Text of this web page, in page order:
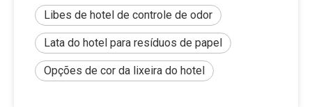
Libes de hotel de controle de odor
Lata do hotel para resíduos de papel
Opções de cor da lixeira do hotel